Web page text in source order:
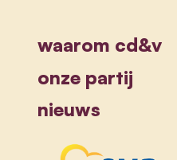
waarom cd&v
onze partij
nieuws